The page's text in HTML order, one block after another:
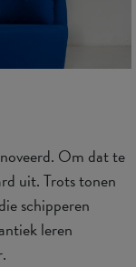
Om dat te
uit. Trots tonen
schipperen
leren